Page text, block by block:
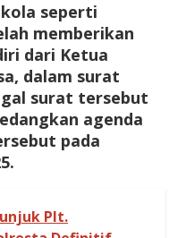
seperti
memberikan
dari Ketua
dalam surat
surat tersebut
agenda
pada
Plt.